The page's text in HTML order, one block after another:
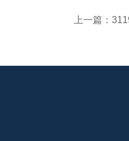
上一篇：